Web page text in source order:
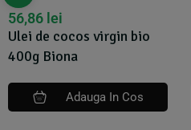
Ulei de cocos virgin bio
400g Biona
56,86 lei
Adauga In Cos